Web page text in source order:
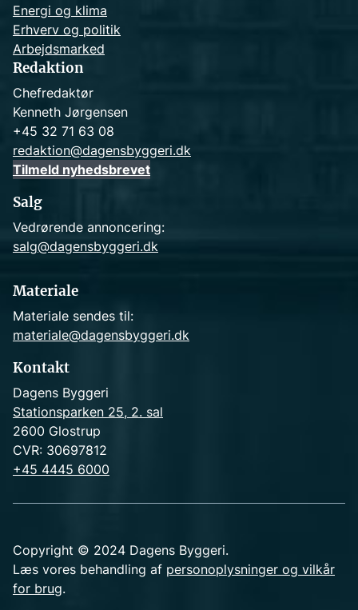
Energi og klima
Erhverv og politik
Arbejdsmarked
Redaktion
Chefredaktør
Kenneth Jørgensen
+45 32 71 63 08
redaktion@dagensbyggeri.dk
Tilmeld nyhedsbrevet
Salg
Vedrørende annoncering:
salg@dagensbyggeri.dk
Materiale
Materiale sendes til:
materiale@dagensbyggeri.dk
Kontakt
Dagens Byggeri
Stationsparken 25, 2. sal
2600 Glostrup
CVR: 30697812
+45 4445 6000
Copyright © 2024 Dagens Byggeri.
Læs vores behandling af personoplysninger og vilkår
for brug.